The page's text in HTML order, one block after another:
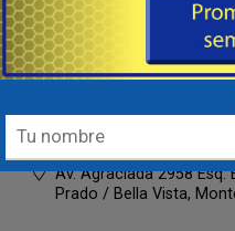
Armería, Tiempo Libre &
092 220 107
Lunes a Viernes de 8:00
Av. Agraciada 2958 Esq.
Prado / Bella Vista,